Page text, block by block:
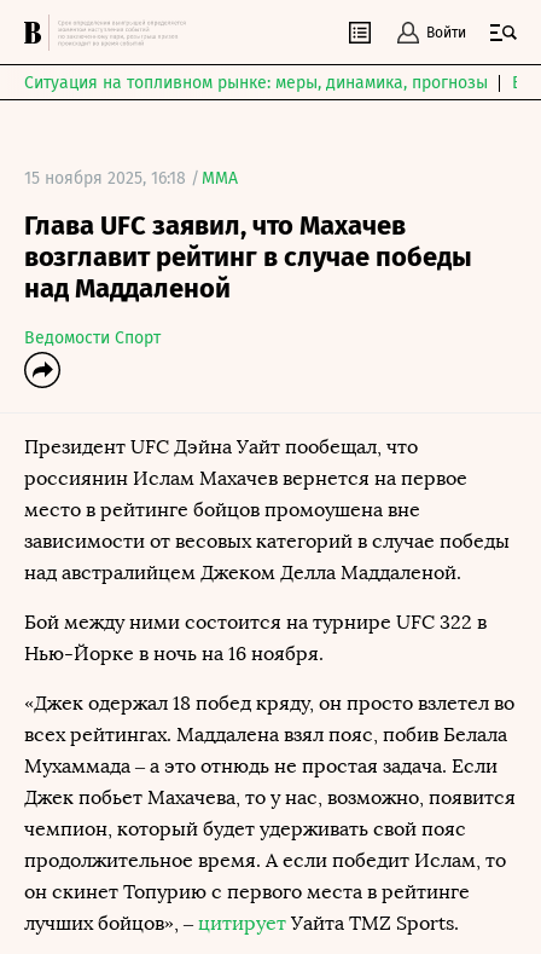
Войти
Ситуация на топливном рынке: меры, динамика, прогнозы
15 ноября 2025, 16:18 / MMA
Глава UFC заявил, что Махачев
возглавит рейтинг в случае победы
над Маддаленой
Ведомости Спорт
Президент UFC Дэйна Уайт пообещал, что
россиянин Ислам Махачев вернется на первое
место в рейтинге бойцов промоушена вне
зависимости от весовых категорий в случае победы
над австралийцем Джеком Делла Маддаленой.
Бой между ними состоится на турнире UFC 322 в
Нью-Йорке в ночь на 16 ноября.
«Джек одержал 18 побед кряду, он просто взлетел во
всех рейтингах. Маддалена взял пояс, побив Белала
Мухаммада – а это отнюдь не простая задача. Если
Джек побьет Махачева, то у нас, возможно, появится
чемпион, который будет удерживать свой пояс
продолжительное время. А если победит Ислам, то
он скинет Топурию с первого места в рейтинге
лучших бойцов», – цитирует Уайта TMZ Sports.